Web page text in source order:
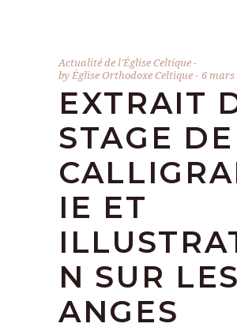
Actualité de l'Église Celtique
byÉglise Orthodoxe Celtique 6 mars
EXTRAIT
STAGE DE
IE ET
N SUR LES
ANGES